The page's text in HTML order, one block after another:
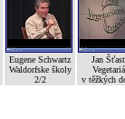
Eugene Schwartz
Waldorfske školy
2/2
Jan
v těžkých